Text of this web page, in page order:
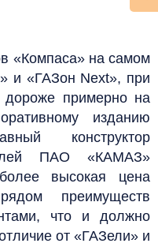
«Компаса» на самом
и «ГАЗон Next», при
дороже примерно на
изданию
конструктор
ПАО «КАМАЗ»
высокая цена
преимуществ
что и должно
от «ГАЗели» и